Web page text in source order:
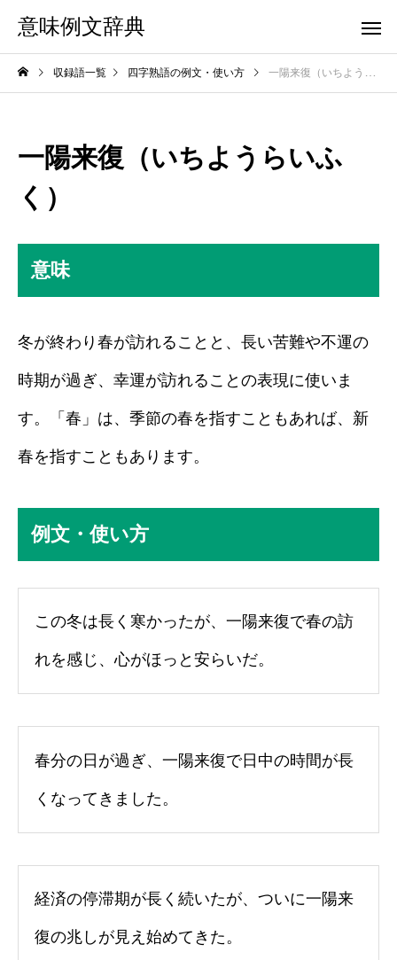
意味例文辞典
収録語一覧 四字熟語の例文・使い方 一陽来復（いちようらいふく）
一陽来復（いちようらいふ
く）
意味
冬が終わり春が訪れることと、長い苦難や不運の
時期が過ぎ、幸運が訪れることの表現に使いま
す。「春」は、季節の春を指すこともあれば、新
春を指すこともあります。
例文・使い方
この冬は長く寒かったが、一陽来復で春の訪
れを感じ、心がほっと安らいだ。
春分の日が過ぎ、一陽来復で日中の時間が長
くなってきました。
経済の停滞期が長く続いたが、ついに一陽来
復の兆しが見え始めてきた。